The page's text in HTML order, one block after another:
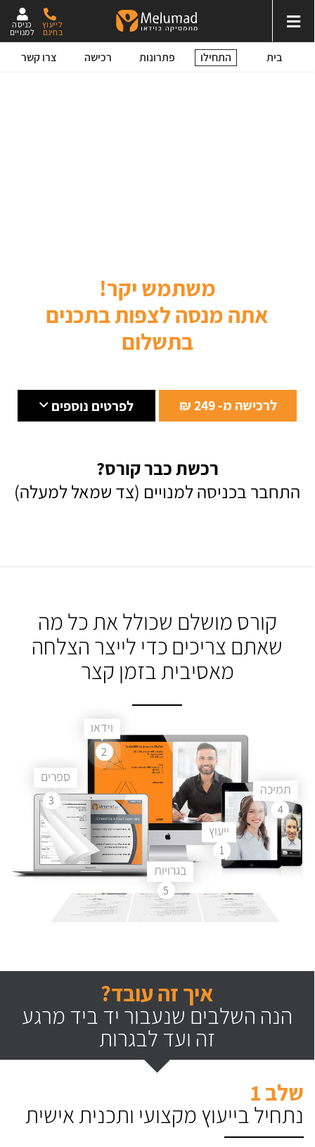
כניסה
למנויים
לייעוץ
בחינם
בית התחילו פתרונות רכישה צרו קשר
משתמש יקר!
אתה מנסה לצפות בתכנים
בתשלום
לרכישה מ- 249 ₪ לפרטים נוספים
רכשת כבר קורס?
התחבר בכניסה למנויים (צד שמאל למעלה)
קורס מושלם שכולל את כל מה
שאתם צריכים כדי לייצר הצלחה
מאסיבית בזמן קצר
ייעוץ
1
וידאו
2
ספרים
3
תמיכה
4
בגרויות
5
איך זה עובד?
הנה השלבים שנעבור יד ביד מרגע
זה ועד לבגרות
שלב 1
נתחיל בייעוץ מקצועי ותכנית אישית